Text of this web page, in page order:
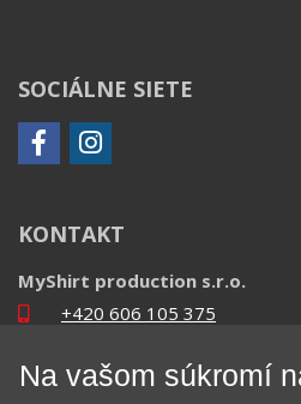
SOCIÁLNE SIETE
KONTAKT
MyShirt production s.r.o.
+420 606 105 375
Na vašom súkromí